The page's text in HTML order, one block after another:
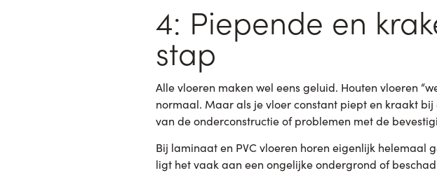
4: Piepende en
stap
Alle vloeren maken wel eens geluid. Houten vloeren
normaal. Maar als je vloer constant piept en kraakt
van de onderconstructie of problemen met de
Bij laminaat en PVC vloeren horen eigenlijk helemaal
ligt het vaak aan een ongelijke ondergrond of